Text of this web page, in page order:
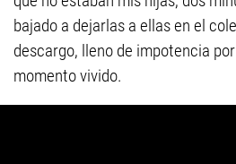
bajado a dejarlas a ellas en el
descargo, lleno de impotencia
momento vivido.